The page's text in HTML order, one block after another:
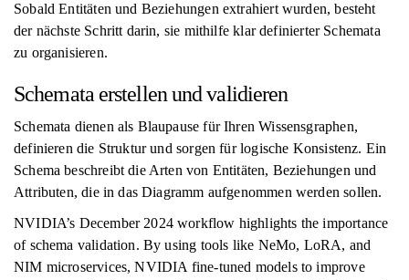
Sobald Entitäten und Beziehungen extrahiert wurden, besteht
der nächste Schritt darin, sie mithilfe klar definierter Schemata
zu organisieren.
Schemata erstellen und validieren
Schemata dienen als Blaupause für Ihren Wissensgraphen,
definieren die Struktur und sorgen für logische Konsistenz. Ein
Schema beschreibt die Arten von Entitäten, Beziehungen und
Attributen, die in das Diagramm aufgenommen werden sollen.
NVIDIA’s December 2024 workflow highlights the importance
of schema validation. By using tools like NeMo, LoRA, and
NIM microservices, NVIDIA fine-tuned models to improve